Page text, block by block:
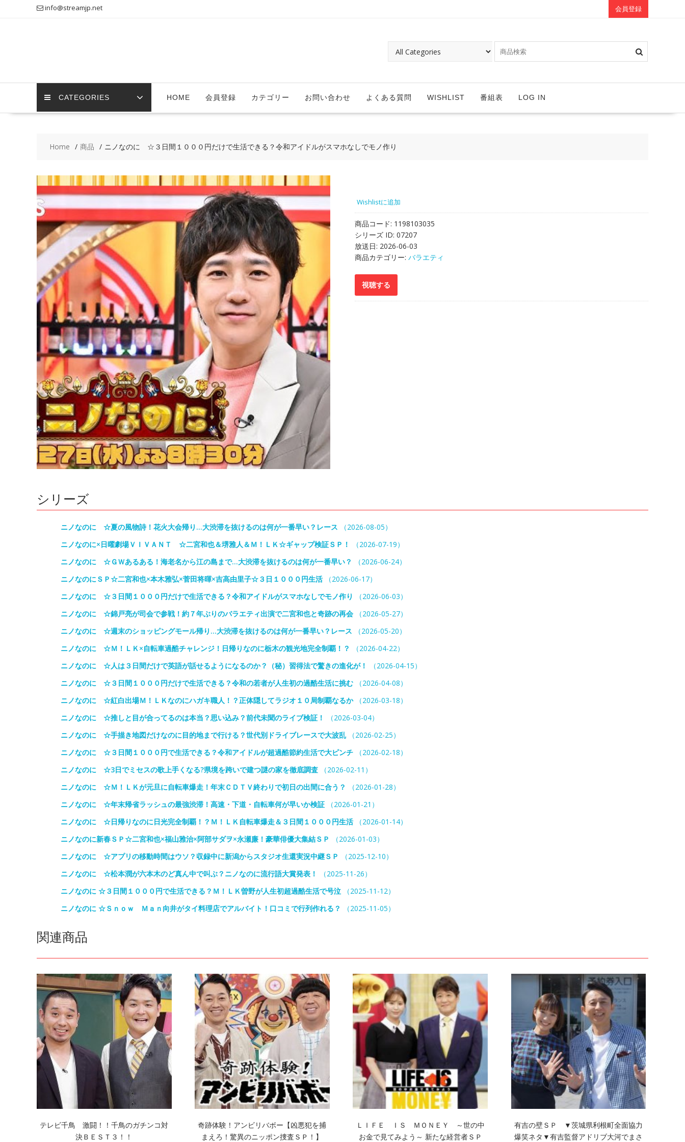
info@streamjp.net 会員登録
CATEGORIES HOME 会員登録 カテゴリー お問い合わせ よくある質問 WISHLIST 番組表 LOG IN
Home 商品 ニノなのに ☆３日間１０００円だけで生活できる？令和アイドルがスマホなしでモノ作り
Wishlistに追加
商品コード: 1198103035
シリーズ ID: 07207
放送日: 2026-06-03
商品カテゴリー: バラエティ
シリーズ
ニノなのに ☆夏の風物詩！花火大会帰り…大渋滞を抜けるのは何が一番早い？レース （2026-08-05）
ニノなのに×日曜劇場ＶＩＶＡＮＴ ☆二宮和也＆堺雅人＆Ｍ！ＬＫ☆ギャップ検証ＳＰ！
（2026-07-19）
ニノなのに ☆ＧＷあるある！海老名から江の島まで…大渋滞を抜けるのは何が一番早い？
（2026-06-24）
ニノなのにＳＰ☆二宮和也×本木雅弘×菅田将暉×吉高由里子☆３日１０００円生活 （2026-06-17）
ニノなのに ☆３日間１０００円だけで生活できる？令和アイドルがスマホなしでモノ作り
（2026-06-03）
ニノなのに ☆錦戸亮が司会で参戦！約７年ぶりのバラエティ出演で二宮和也と奇跡の再会 （2026-05-27）
ニノなのに ☆週末のショッピングモール帰り…大渋滞を抜けるのは何が一番早い？レース （2026-05-20）
ニノなのに ☆Ｍ！ＬＫ×自転車過酷チャレンジ！日帰りなのに栃木の観光地完全制覇！？
（2026-04-22）
ニノなのに ☆人は３日間だけで英語が話せるようになるのか？（秘）習得法で驚きの進化が！
（2026-04-15）
ニノなのに ☆３日間１０００円だけで生活できる？令和の若者が人生初の過酷生活に挑む （2026-04-08）
ニノなのに ☆紅白出場Ｍ！ＬＫなのにハガキ職人！？正体隠してラジオ１０局制覇なるか（2026-03-18）
ニノなのに ☆推しと目が合ってるのは本当？思い込み？前代未聞のライブ検証！
（2026-03-04）
ニノなのに ☆手描き地図だけなのに目的地まで行ける？世代別ドライブレースで大波乱 （2026-02-25）
ニノなのに ☆３日間１０００円で生活できる？令和アイドルが超過酷節約生活で大ピンチ （2026-02-18）
ニノなのに ☆3日でミセスの歌上手くなる?県境を跨いで建つ謎の家を徹底調査 （2026-02-11）
ニノなのに ☆Ｍ！ＬＫが元旦に自転車爆走！年末ＣＤＴＶ終わりで初日の出間に合う？
（2026-01-28）
ニノなのに ☆年末帰省ラッシュの最強渋滞！高速・下道・自転車何が早いか検証 （2026-01-21）
ニノなのに ☆日帰りなのに日光完全制覇！？Ｍ！ＬＫ自転車爆走＆３日間１０００円生活 （2026-01-14）
ニノなのに新春ＳＰ☆二宮和也×福山雅治×阿部サダヲ×永瀬廉！豪華俳優大集結ＳＰ
（2026-01-03）
ニノなのに ☆アプリの移動時間はウソ？収録中に新潟からスタジオ生還実況中継ＳＰ
（2025-12-10）
ニノなのに ☆松本潤が六本木のど真ん中で叫ぶ？ニノなのに流行語大賞発表！
（2025-11-26）
ニノなのに ☆３日間１０００円で生活できる？Ｍ！ＬＫ曽野が人生初超過酷生活で号泣 （2025-11-12）
ニノなのに ☆Ｓｎｏｗ Ｍａｎ向井がタイ料理店でアルバイト！口コミで行列作れる？
（2025-11-05）
関連商品
テレビ千鳥 激闘！！千鳥のガチンコ対
決ＢＥＳＴ３！！
奇跡体験！アンビリバボー【凶悪犯を捕
まえろ！驚異のニッポン捜査ＳＰ！】
ＬＩＦＥ ＩＳ ＭＯＮＥＹ ～世の中
お金で見てみよう～ 新たな経営者ＳＰ
有吉の壁ＳＰ ▼茨城県利根町全面協力
爆笑ネタ▼有吉監督アドリブ大河でまさ